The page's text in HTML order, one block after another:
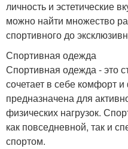
личность и эстетические
можно найти множество
спортивного до
Спортивная одежда
Спортивная одежда - это
сочетает в себе комфорт
предназначена для
физических нагрузок.
как повседневной, так и
спортом.